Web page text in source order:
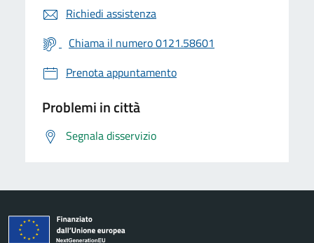
Richiedi assistenza
Chiama il numero 0121.58601
Prenota appuntamento
Problemi in città
Segnala disservizio